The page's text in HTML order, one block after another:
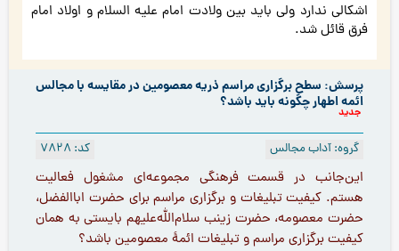
اشکالی ندارد ولی باید بین ولادت امام علیه السلام و اولاد امام
فرق قائل شد.
پرسش: سطح برگزاری مراسم ذریه معصومین در مقایسه با مجالس
ائمه اطهار چگونه باید باشد؟
جدید
کد: 7828 گروه: آداب مجالس
این‌جانب در قسمت فرهنگی مجموعه‌ای مشغول فعالیت
هستم. کیفیت تبلیغات و برگزاری مراسم برای حضرت اباالفضل،
حضرت معصومه، حضرت زينب سلام‌الله‌علیهم بايستى به همان
كيفيت برگزارى مراسم و تبليغات ائمۀ معصومين باشد؟